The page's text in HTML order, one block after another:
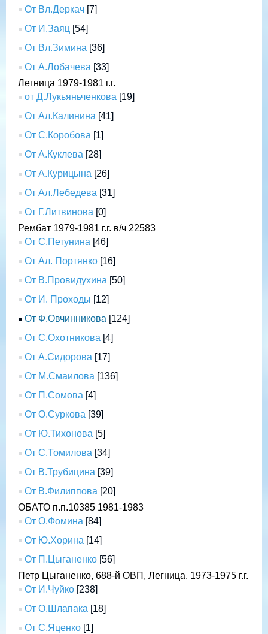
От Вл.Деркач [7]
От И.Заяц [54]
От Вл.Зимина [36]
От А.Лобачева [33]
Легница 1979-1981 г.г.
от Д.Лукьяньченкова [19]
От Ал.Калинина [41]
От С.Коробова [1]
От А.Куклева [28]
От А.Курицына [26]
От Ал.Лебедева [31]
От Г.Литвинова [0]
Рембат 1979-1981 г.г. в/ч 22583
От С.Петунина [46]
От Ал. Портянко [16]
От В.Провидухина [50]
От И. Проходы [12]
От Ф.Овчинникова [124]
От С.Охотникова [4]
От А.Сидорова [17]
От М.Смаилова [136]
От П.Сомова [4]
От О.Суркова [39]
От Ю.Тихонова [5]
От С.Томилова [34]
От В.Трубицина [39]
От В.Филиппова [20]
ОБАТО п.п.10385 1981-1983
От О.Фомина [84]
От Ю.Хорина [14]
От П.Цыганенко [56]
Петр Цыганенко, 688-й ОВП, Легница. 1973-1975 г.г.
От И.Чуйко [238]
От О.Шлапака [18]
От С.Яценко [1]